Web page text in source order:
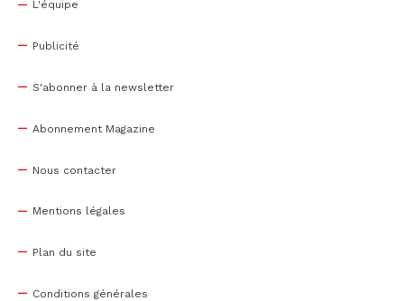
L'équipe
Publicité
S'abonner à la newsletter
Abonnement Magazine
Nous contacter
Mentions légales
Plan du site
Conditions générales